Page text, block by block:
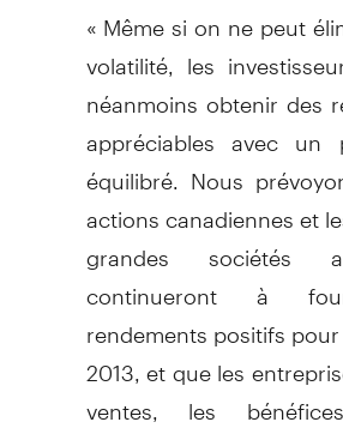
« Même si on ne peut
volatilité, les
néanmoins obtenir des
appréciables avec un
équilibré. Nous
actions canadiennes et
grandes sociétés
continueront à
rendements positifs
2013, et que les
ventes, les